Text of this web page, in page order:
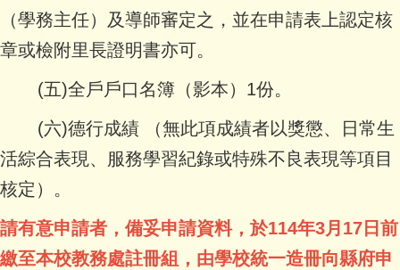
（學務主任）及導師審定之，並在申請表上認定核
章或檢附里長證明書亦可。
(五)全戶戶口名簿（影本）1份。
(六)德行成績 （無此項成績者以獎懲、日常生
活綜合表現、服務學習紀錄或特殊不良表現等項目
核定）。
請有意申請者，備妥申請資料，於114年3月17日前
繳至本校教務處註冊組，由學校統一造冊向縣府申